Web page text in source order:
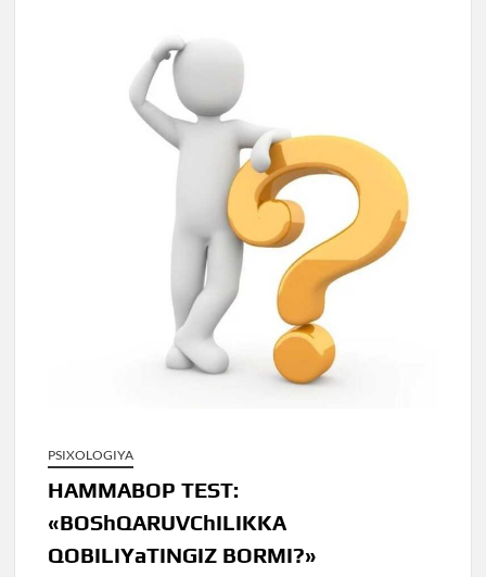
PSIXOLOGIYA
HAMMABOP TEST:
«BOShQARUVChILIKKA
QOBILIYaTINGIZ BORMI?»